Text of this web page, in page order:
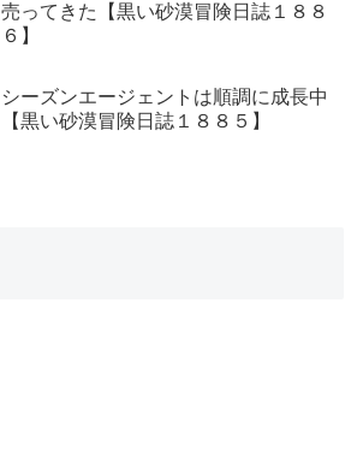
売ってきた【黒い砂漠冒険日誌１８８
６】
シーズンエージェントは順調に成長中
【黒い砂漠冒険日誌１８８５】